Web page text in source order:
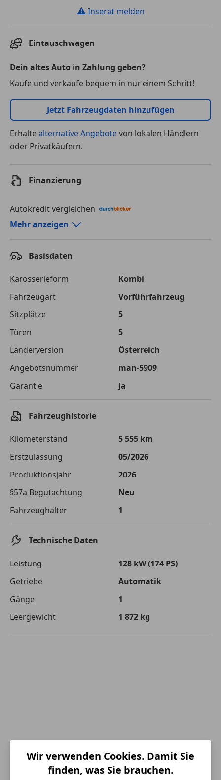
⚠ Inserat melden
Eintauschwagen
Dein altes Auto in Zahlung geben?
Kaufe und verkaufe bequem in nur einem Schritt!
Jetzt Fahrzeugdaten hinzufügen
Erhaltealternative Angebotevon lokalen Händlern
oder Privatkäufern.
Finanzierung
Autokredit vergleichen
Autokredit-Rechner von durchblicker.at
Laufzeit
120 Monate
Kreditbetrag
€ 36 000,-
Zu zahlender
Gesamtbetrag
€ 50 717,-
Einberechnete Gebühren
€ 0,-
Effektivzinsatz
7,50 %
von der von Ihnen gewählten Bank. Rückzahlungszeitraum 1-10
Mehr anzeigen
Basisdaten
Karosserieform
Kombi
Fahrzeugart
Vorführfahrzeug
Sitzplätze
5
Türen
5
Länderversion
Österreich
Angebotsnummer
man-5909
Garantie
Ja
Fahrzeughistorie
Kilometerstand
5 555 km
Erstzulassung
05/2026
Produktionsjahr
2026
§57a Begutachtung
Neu
Fahrzeughalter
1
Technische Daten
Leistung
128 kW (174 PS)
Getriebe
Automatik
Gänge
1
Leergewicht
1 872 kg
Wir verwenden Cookies. Damit Sie
finden, was Sie brauchen.